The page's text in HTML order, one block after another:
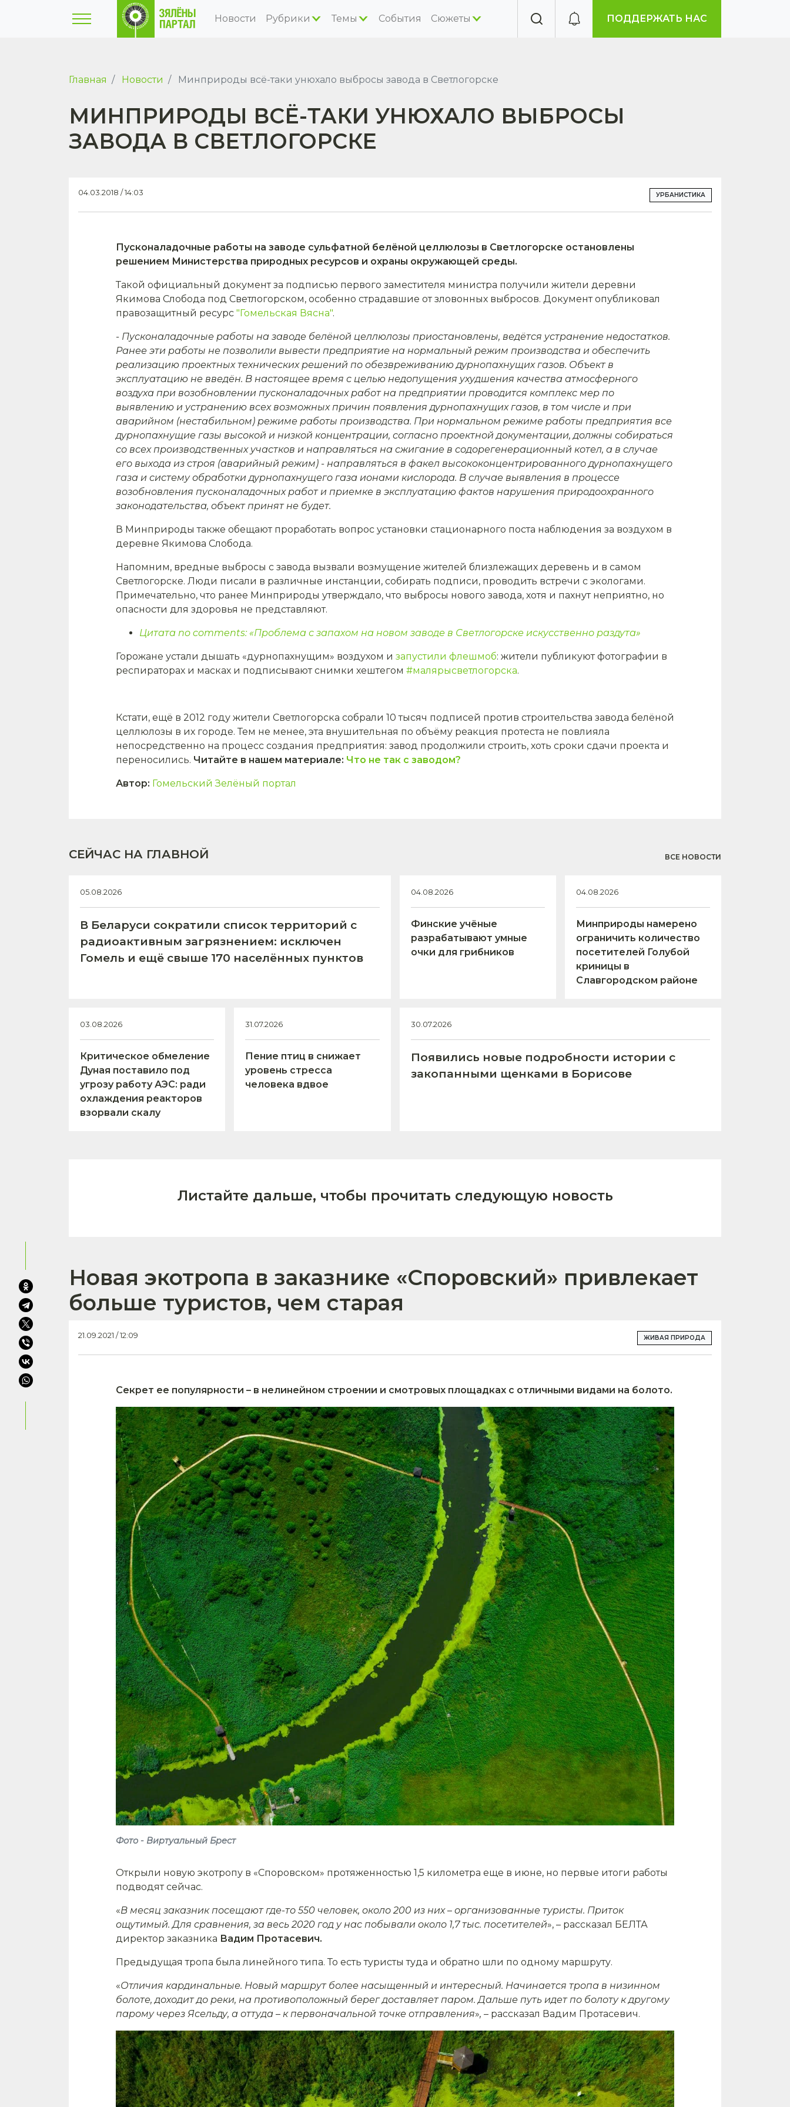
Новости Рубрики Темы События Сюжеты ПОДДЕРЖАТЬ НАС
Главная Новости Минприроды всё-таки унюхало выбросы завода в Светлогорске
МИНПРИРОДЫ ВСЁ-ТАКИ УНЮХАЛО ВЫБРОСЫ
ЗАВОДА В СВЕТЛОГОРСКЕ
04.03.2018 / 14:03 УРБАНИСТИКА
Пусконаладочные работы на заводе сульфатной белёной целлюлозы в Светлогорске остановлены
решением Министерства природных ресурсов и охраны окружающей среды.
Такой официальный документ за подписью первого заместителя министра получили жители деревни
Якимова Слобода под Светлогорском, особенно страдавшие от зловонных выбросов. Документ опубликовал
правозащитный ресурс "Гомельская Вясна".
- Пусконаладочные работы на заводе белёной целлюлозы приостановлены, ведётся устранение недостатков.
Ранее эти работы не позволили вывести предприятие на нормальный режим производства и обеспечить
реализацию проектных технических решений по обезвреживанию дурнопахнущих газов. Объект в
эксплуатацию не введён. В настоящее время с целью недопущения ухудшения качества атмосферного
воздуха при возобновлении пусконаладочных работ на предприятии проводится комплекс мер по
выявлению и устранению всех возможных причин появления дурнопахнущих газов, в том числе и при
аварийном (нестабильном) режиме работы производства. При нормальном режиме работы предприятия все
дурнопахнущие газы высокой и низкой концентрации, согласно проектной документации, должны собираться
со всех производственных участков и направляться на сжигание в содорегенерационный котел, а в случае
его выхода из строя (аварийный режим) - направляться в факел высококонцентрированного дурнопахнущего
газа и систему обработки дурнопахнущего газа ионами кислорода. В случае выявления в процессе
возобновления пусконаладочных работ и приемке в эксплуатацию фактов нарушения природоохранного
законодательства, объект принят не будет.
В Минприроды также обещают проработать вопрос установки стационарного поста наблюдения за воздухом в
деревне Якимова Слобода.
Напомним, вредные выбросы с завода вызвали возмущение жителей близлежащих деревень и в самом
Светлогорске. Люди писали в различные инстанции, собирать подписи, проводить встречи с экологами.
Примечательно, что ранее Минприроды утверждало, что выбросы нового завода, хотя и пахнут неприятно, но
опасности для здоровья не представляют.
Цитата no comments: «Проблема с запахом на новом заводе в Светлогорске искусственно раздута»
Горожане устали дышать «дурнопахнущим» воздухом и запустили флешмоб: жители публикуют фотографии в
респираторах и масках и подписывают снимки хештегом #малярысветлогорска.
Кстати, ещё в 2012 году жители Светлогорска собрали 10 тысяч подписей против строительства завода белёной
целлюлозы в их городе. Тем не менее, эта внушительная по объёму реакция протеста не повлияла
непосредственно на процесс создания предприятия: завод продолжили строить, хоть сроки сдачи проекта и
переносились. Читайте в нашем материале: Что не так с заводом?
Автор: Гомельский Зелёный портал
СЕЙЧАС НА ГЛАВНОЙ ВСЕ НОВОСТИ
05.08.2026
В Беларуси сократили список территорий с
радиоактивным загрязнением: исключен
Гомель и ещё свыше 170 населённых пунктов
04.08.2026
Финские учёные
разрабатывают умные
очки для грибников
04.08.2026
Минприроды намерено
ограничить количество
посетителей Голубой
криницы в
Славгородском районе
03.08.2026
Критическое обмеление
Дуная поставило под
угрозу работу АЭС: ради
охлаждения реакторов
взорвали скалу
31.07.2026
Пение птиц в снижает
уровень стресса
человека вдвое
30.07.2026
Появились новые подробности истории с
закопанными щенками в Борисове
Листайте дальше, чтобы прочитать следующую новость
Новая экотропа в заказнике «Споровский» привлекает
больше туристов, чем старая
21.09.2021 / 12:09 ЖИВАЯ ПРИРОДА
Секрет ее популярности – в нелинейном строении и смотровых площадках с отличными видами на болото.
Фото - Виртуальный Брест
Открыли новую экотропу в «Споровском» протяженностью 1,5 километра еще в июне, но первые итоги работы
подводят сейчас.
«В месяц заказник посещают где-то 550 человек, около 200 из них– организованные туристы. Приток
ощутимый. Для сравнения, за весь 2020 год у нас побывали около 1,7 тыс. посетителей», – рассказал БЕЛТА
директор заказника Вадим Протасевич.
Предыдущая тропа была линейного типа. То есть туристы туда и обратно шли по одному маршруту.
«Отличия кардинальные. Новый маршрут более насыщенный и интересный. Начинается тропа в низинном
болоте, доходит до реки, на противоположный берег доставляет паром. Дальше путь идет по болоту к другому
парому через Ясельду, а оттуда – к первоначальной точке отправления», – рассказал Вадим Протасевич.